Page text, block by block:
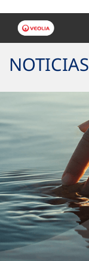
NOTICIAS